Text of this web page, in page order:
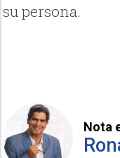
su persona.
Nota